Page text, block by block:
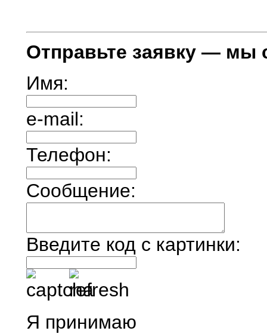
Отправьте заявку — мы
Имя:
e-mail:
Телефон:
Сообщение:
Введите код с картинки:
Я принимаю